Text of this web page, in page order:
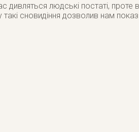
дивляться людські постаті, проте
сновидіння дозволив нам показ